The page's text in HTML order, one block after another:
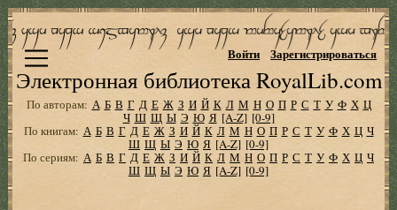
Электронная библиотека RoyalLib.com
Войти Зарегистрироваться
По авторам: А Б В Г Д Е Ж З И Й К Л М Н О П Р С Т У Ф Х Ц
Ч Ш Щ Ы Э Ю Я [A-Z] [0-9]
По книгам: А Б В Г Д Е Ж З И Й К Л М Н О П Р С Т У Ф Х Ц Ч
Ш Щ Ы Э Ю Я [A-Z] [0-9]
По сериям: А Б В Г Д Е Ж З И Й К Л М Н О П Р С Т У Ф Х Ц Ч
Ш Щ Ы Э Ю Я [A-Z] [0-9]